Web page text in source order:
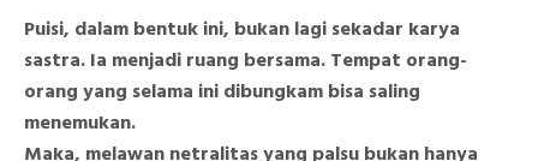
Puisi, dalam bentuk ini, bukan lagi sekadar karya
sastra. Ia menjadi ruang bersama. Tempat orang-
orang yang selama ini dibungkam bisa saling
menemukan.